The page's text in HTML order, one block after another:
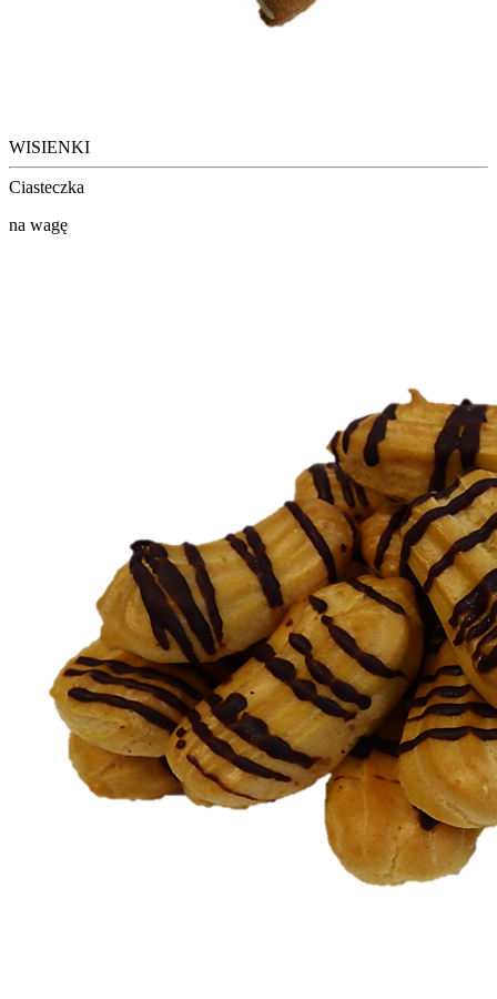
WISIENKI
Ciasteczka
na wagę